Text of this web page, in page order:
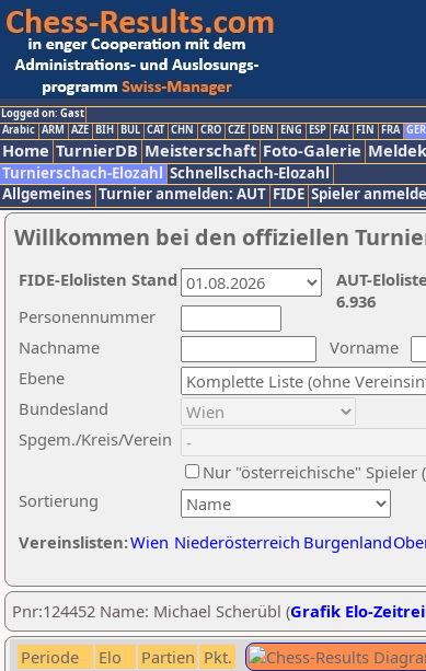
Logged on: Gast
Arabic ARM AZE BIH BUL CAT CHN CRO CZE DEN ENG ESP FAI FIN FRA GER
Home TurnierDB Meisterschaft Foto-Galerie
Turnierschach-Elozahl Schnellschach-Elozahl
Allgemeines Turnier anmelden: AUT FIDE Spieler
Willkommen bei den offiziellen
Nachname
Vorname
Ebene
Sortierung
Personennummer
Bundesland
Spgem./Kreis/Verein
Nur "österreichische" Spieler
Vereinslisten:Wien Niederösterreich Burgenland
AUT-
6.936
FIDE-Elolisten Stand
Pnr:124452 Name: Michael Scherübl (Grafik Elo-
Periode Elo Partien Pkt.